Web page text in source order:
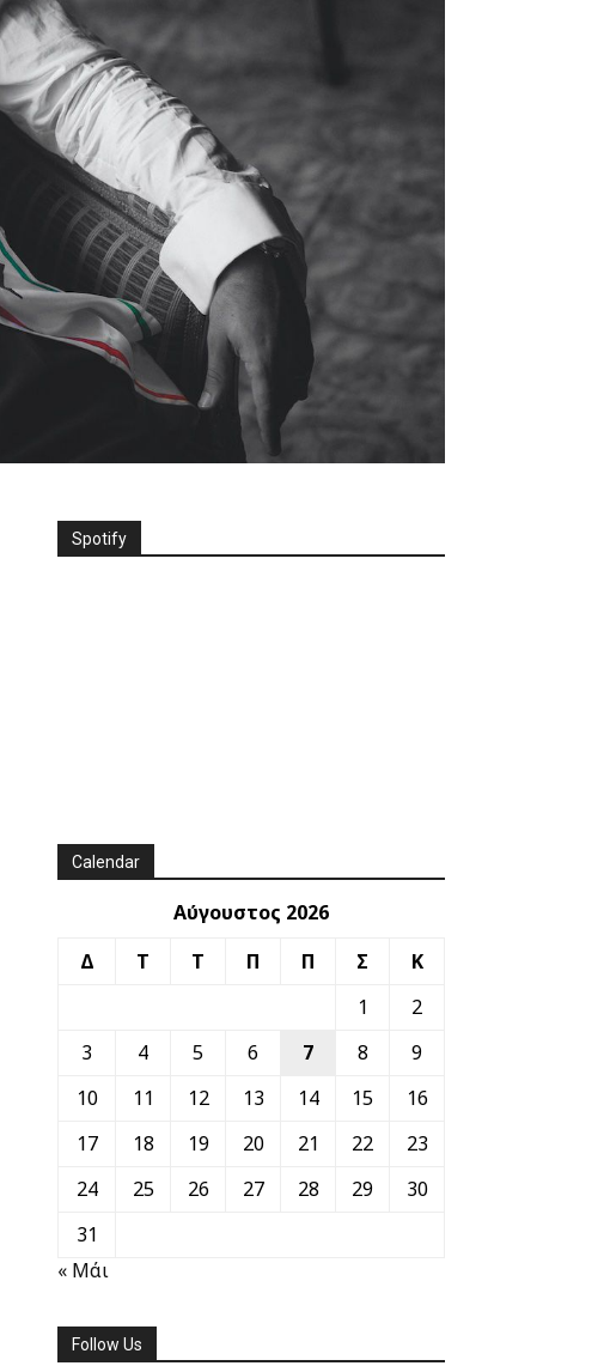
Spotify
Calendar
Αύγουστος 2026
Δ
Τ Τ Π Π Σ
Κ
1
2
3
4 5 6 7 8
9
10
11 12 13 14 15
16
17
18 19 20 21 22
23
24
25 26 27 28 29
30
31
« Μάι
Follow Us